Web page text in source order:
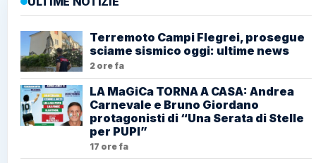
Terremoto Campi Flegrei, prosegue
sciame sismico oggi: ultime news
2 ore fa
LA MaGiCa TORNA A CASA: Andrea
Carnevale e Bruno Giordano
protagonisti di “Una Serata di Stelle
per PUPI”
17 ore fa